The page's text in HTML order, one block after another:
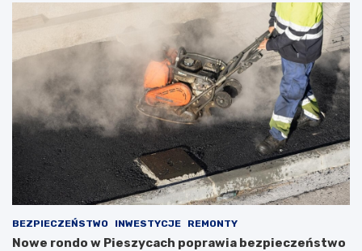
BEZPIECZEŃSTWO INWESTYCJE REMONTY
Nowe rondo w Pieszycach poprawia bezpieczeństwo